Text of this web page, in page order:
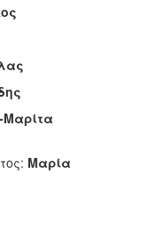
Μαρίτα
Μαρία